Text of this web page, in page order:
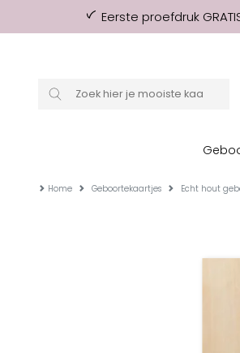
Eerste proefdruk
Home Geboortekaartjes Echt hout